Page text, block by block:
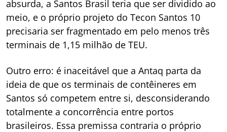
absurda, a Santos Brasil teria que ser dividido ao
meio, e o próprio projeto do Tecon Santos 10
precisaria ser fragmentado em pelo menos três
terminais de 1,15 milhão de TEU.
Outro erro: é inaceitável que a Antaq parta da
ideia de que os terminais de contêineres em
Santos só competem entre si, desconsiderando
totalmente a concorrência entre portos
brasileiros. Essa premissa contraria o próprio